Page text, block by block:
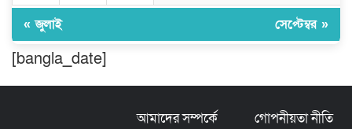
গ্রেফতার ১ সিল-স্টাম্প প্যাড জব্দ।
ফেন্সিডিল ও ৩২ হাজার টাকা উদ্ধার, আটক ১
« জুলাই সেপ্টেম্বর »
[bangla_date]
আমাদের সম্পর্কে গোপনীয়তা নীতি